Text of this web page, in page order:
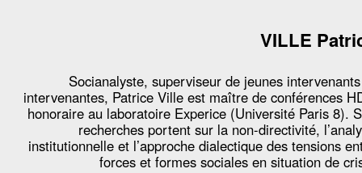
VILLE
Socianalyste, superviseur de jeunes
intervenantes, Patrice Ville est maître de conférences
honoraire au laboratoire Experice (Université Paris 8).
recherches portent sur la non-directivité,
institutionnelle et l’approche dialectique des tensions
forces et formes sociales en situation de